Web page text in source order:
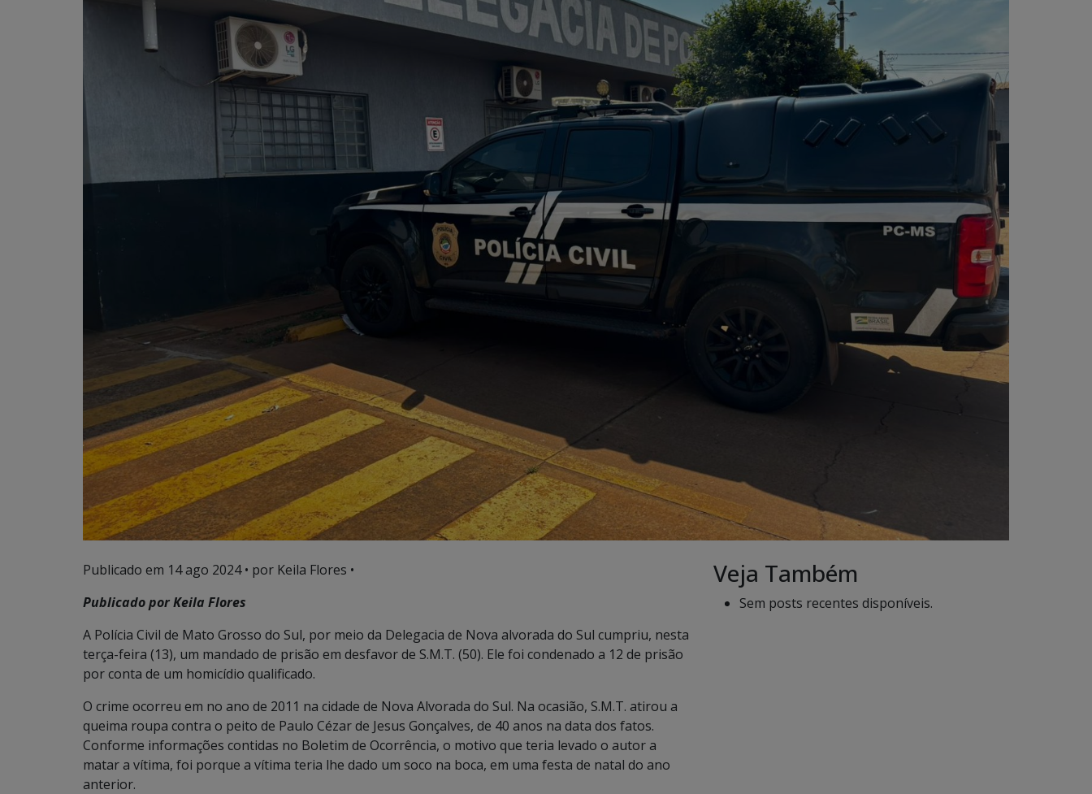
Publicado em 14 ago 2024• por Keila Flores •
Publicado por Keila Flores
A Polícia Civil de Mato Grosso do Sul, por meio da Delegacia de Nova alvorada do Sul cumpriu, nesta
terça-feira (13), um mandado de prisão em desfavor de S.M.T. (50). Ele foi condenado a 12 de prisão
por conta de um homicídio qualificado.
O crime ocorreu em no ano de 2011 na cidade de Nova Alvorada do Sul. Na ocasião, S.M.T. atirou a
queima roupa contra o peito de Paulo Cézar de Jesus Gonçalves, de 40 anos na data dos fatos.
Conforme informações contidas no Boletim de Ocorrência, o motivo que teria levado o autor a
matar a vítima, foi porque a vítima teria lhe dado um soco na boca, em uma festa de natal do ano
anterior.
Veja Também
Sem posts recentes disponíveis.